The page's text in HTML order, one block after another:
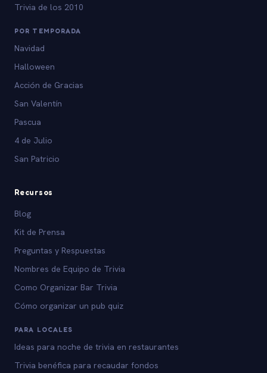
Trivia de los 2010
POR TEMPORADA
Navidad
Halloween
Acción de Gracias
San Valentín
Pascua
4 de Julio
San Patricio
Recursos
Blog
Kit de Prensa
Preguntas y Respuestas
Nombres de Equipo de Trivia
Como Organizar Bar Trivia
Cómo organizar un pub quiz
PARA LOCALES
Ideas para noche de trivia en restaurantes
Trivia benéfica para recaudar fondos